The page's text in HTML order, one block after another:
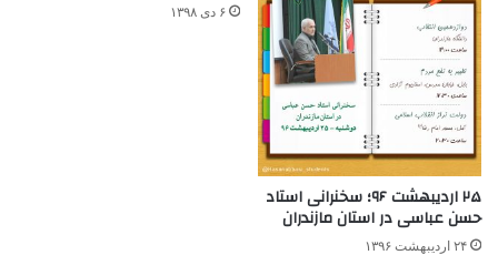
۲۵ اردیبهشت ۹۶؛ سخنرانی استاد
حسن عباسی در استان مازندران
۲۴ اردیبهشت ۱۳۹۶
۶ دی ۱۳۹۸